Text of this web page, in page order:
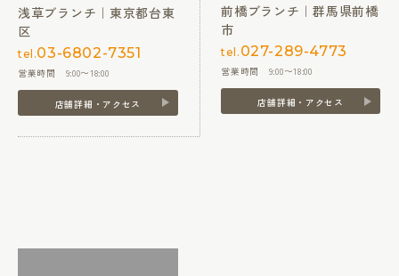
浅草ブランチ｜東京都台東
区
tel.03-6802-7351
営業時間 9:00〜18:00
店舗詳細・アクセス
前橋ブランチ｜群馬県前橋
市
tel. 027-289-4773
営業時間 9:00〜18:00
店舗詳細・アクセス